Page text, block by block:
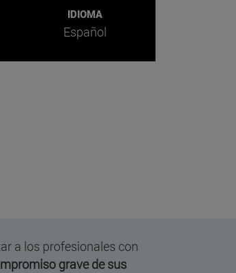
IDIOMA
Español
a los profesionales con
grave de sus